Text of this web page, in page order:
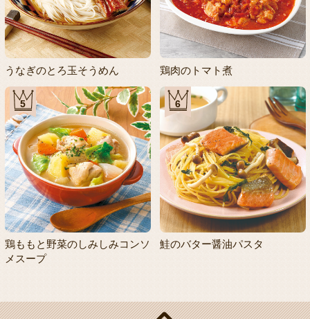
うなぎのとろ玉そうめん 鶏肉のトマト煮
5
鶏ももと野菜のしみしみコンソ
メスープ
6
鮭のバター醤油パスタ